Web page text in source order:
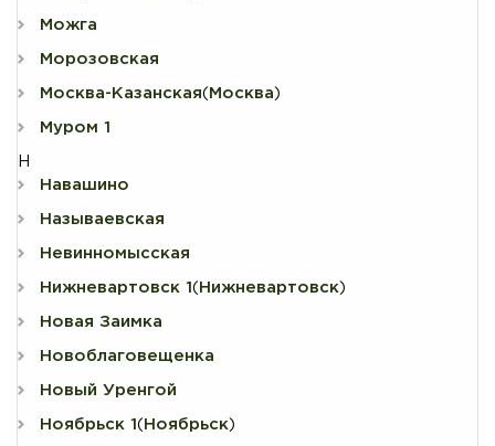
Можга
Морозовская
Москва-Казанская( Москва )
Муром 1
Н
Навашино
Называевская
Невинномысская
Нижневартовск 1 ( Нижневартовск )
Новая Заимка
Новоблаговещенка
Новый Уренгой
Ноябрьск 1 ( Ноябрьск )